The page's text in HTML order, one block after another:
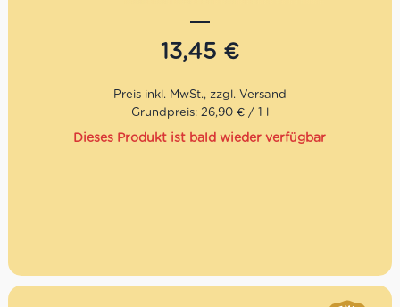
Mengenrabatt: erhalte beim Kauf von 3 nativen
Olivenölen Extra 12% Rabatt pro Artikel
13,45 €
Grundpreis: 26,90 € / 1 l
Dieses Produkt ist bald wieder verfügbar